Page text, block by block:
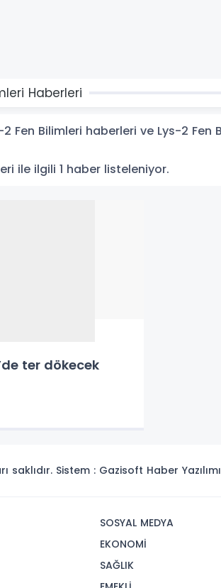
Haberleri
Fen Bilimleri haberleri ve Lys-2
ile ilgili 1 haber listeleniyor.
ter dökecek
saklıdır. Sistem : Gazisoft Haber Yazılımı
SOSYAL MEDYA
EKONOMİ
SAĞLIK